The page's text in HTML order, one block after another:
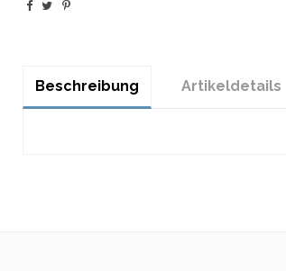
Beschreibung Artikeldetails